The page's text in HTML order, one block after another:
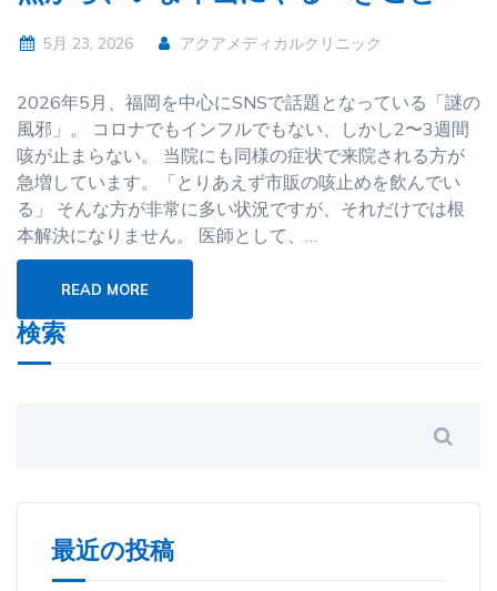
5月 23, 2026 アクアメディカルクリニック
2026年5月、福岡を中心にSNSで話題となっている「謎の
風邪」。 コロナでもインフルでもない、しかし2〜3週間
咳が止まらない。 当院にも同様の症状で来院される方が
急増しています。「とりあえず市販の咳止めを飲んでい
る」 そんな方が非常に多い状況ですが、それだけでは根
本解決になりません。 医師として、…
READ MORE
検索
最近の投稿